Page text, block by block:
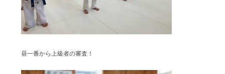
昼一番から上級者の審査！